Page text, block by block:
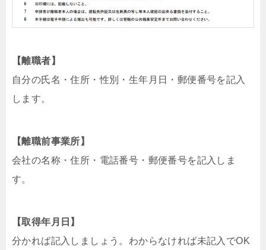
【離職者】
自分の氏名・住所・性別・生年月日・郵便番号を記入
します。
【離職前事業所】
会社の名称・住所・電話番号・郵便番号を記入しま
す。
【取得年月日】
分かれば記入しましょう。わからなければ未記入でOK